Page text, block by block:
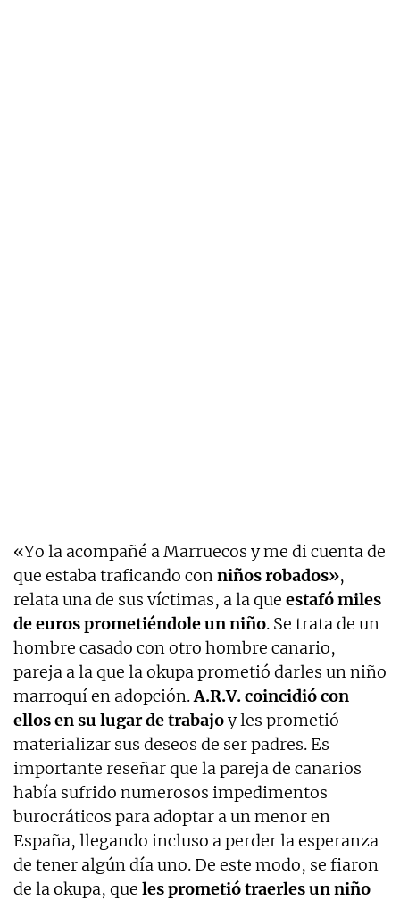
«Yo la acompañé a Marruecos y me di cuenta de
que estaba traficando conniños robados»,
relata una de sus víctimas, a la que estafó miles
de euros prometiéndole un niño. Se trata de un
hombre casado con otro hombre canario,
pareja a la que la okupa prometió darles un niño
marroquí en adopción.A.R.V. coincidió con
ellos en su lugar de trabajoy les prometió
materializar sus deseos de ser padres. Es
importante reseñar que la pareja de canarios
había sufrido numerosos impedimentos
burocráticos para adoptar a un menor en
España, llegando incluso a perder la esperanza
de tener algún día uno. De este modo, se fiaron
de la okupa, que les prometió traerles un niño